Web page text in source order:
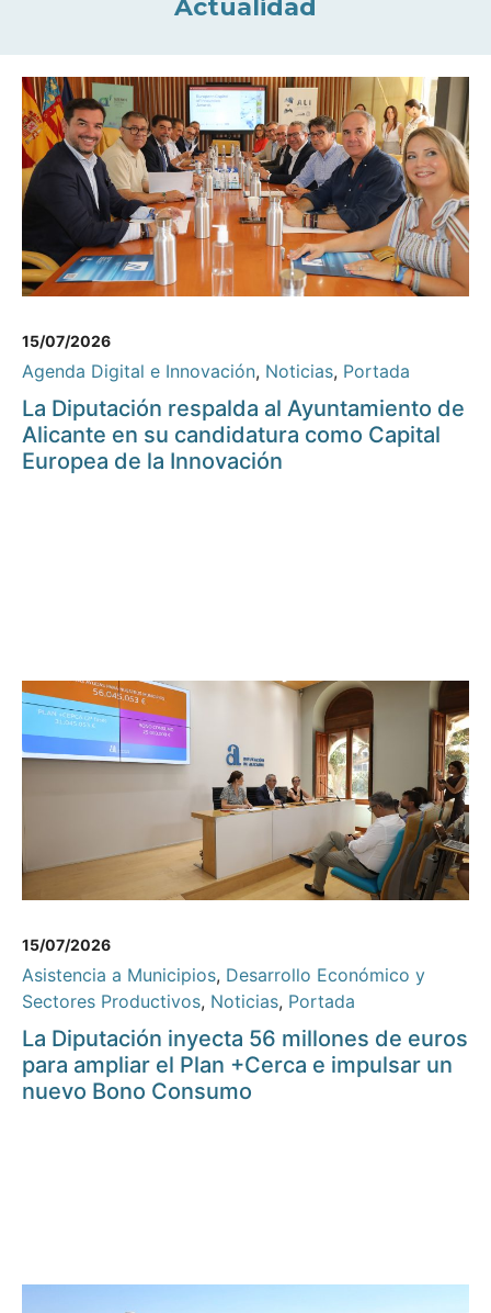
Actualidad
15/07/2026
Agenda Digital e Innovación, Noticias, Portada
La Diputación respalda al Ayuntamiento de
Alicante en su candidatura como Capital
Europea de la Innovación
15/07/2026
Asistencia a Municipios, Desarrollo Económico y
Sectores Productivos, Noticias, Portada
La Diputación inyecta 56 millones de euros
para ampliar el Plan +Cerca e impulsar un
nuevo Bono Consumo